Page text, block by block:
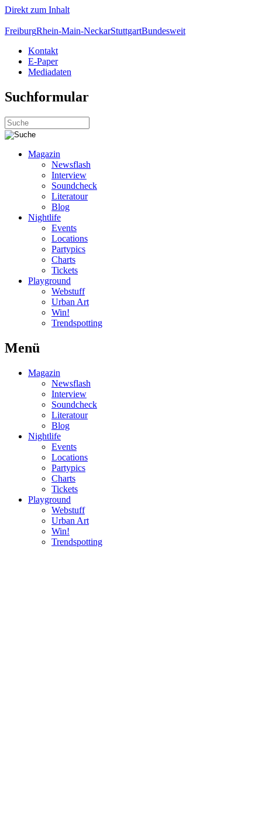
Direkt zum Inhalt
FreiburgRhein-Main-NeckarStuttgartBundesweit
Kontakt
E-Paper
Mediadaten
Suchformular
Magazin
Newsflash
Interview
Soundcheck
Literatour
Blog
Nightlife
Events
Locations
Partypics
Charts
Tickets
Playground
Webstuff
Urban Art
Win!
Trendspotting
Menü
Magazin
Newsflash
Interview
Soundcheck
Literatour
Blog
Nightlife
Events
Locations
Partypics
Charts
Tickets
Playground
Webstuff
Urban Art
Win!
Trendspotting